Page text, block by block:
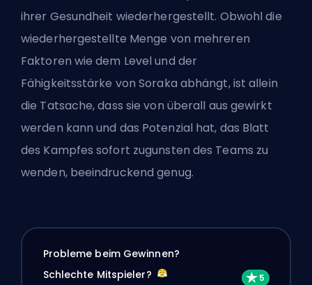
ihrer Gesundheit wiederhergestellt. Obwohl die
wiederhergestellte Menge von mehreren
Faktoren wie dem Level und der
Fähigkeitsstärke von Soraka abhängt, ist allein
die Tatsache, dass sie von überall aus gewirkt
werden kann und das Potenzial hat, das Blatt
des Kampfes sofort zugunsten des Teams zu
wenden, beeindruckend genug.
Probleme beim Gewinnen?
Schlechte Mitspieler?